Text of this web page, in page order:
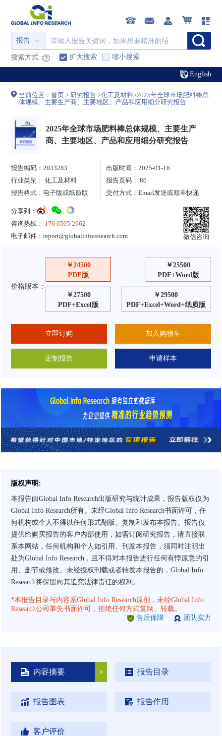
报告
搜索方式： 扩大搜索 缩小搜索
English
当前位置：首页> 研究报告>化工及材料>2025年全球市场肥料棒总
体规模、主要生产商、主要地区、产品和应用细分研究报告
2025年全球市场肥料棒总体规模、主要生产
商、主要地区、产品和应用细分研究报告
报告编码：2033283
出版时间：2025-01-16
行业类别：化工及材料
报告页码： 86
报告格式：电子版或纸质版
交付方式：Email发送或顺丰快递
分享到：
咨询热线： 176 6505 2062
电子邮件：report@globalinforesearch.com 微信咨询
价格版本：
￥24500
PDF版
￥25500
PDF+Word版
￥27500
PDF+Excel版
￥29500
PDF+Excel+Word+纸质版
立即订购 加入购物车
定制报告 申请样本
版权声明:
本报告由Global Info Research出版研究与统计成果，报告版权仅为
Global Info Research所有。未经Global Info Research书面许可，任
何机构或个人不得以任何形式翻版、复制和发布本报告。报告仅
提供给购买报告的客户内部使用，如需订阅研究报告，请直接联
系本网站，任何机构和个人如引用、刊发本报告，须同时注明出
处为Global Info Research，且不得对本报告进行任何有悖原意的引
用、删节或修改。未经授权刊载或者转发本报告的，Global Info
Research将保留向其追究法律责任的权利。
*本报告目录与内容系Global Info Research原创，未经Global Info
Research公司事先书面许可，拒绝任何方式复制、转载。
售后保障
团队实力
内容摘要 报告目录
报告图表 报告作用
客户评价